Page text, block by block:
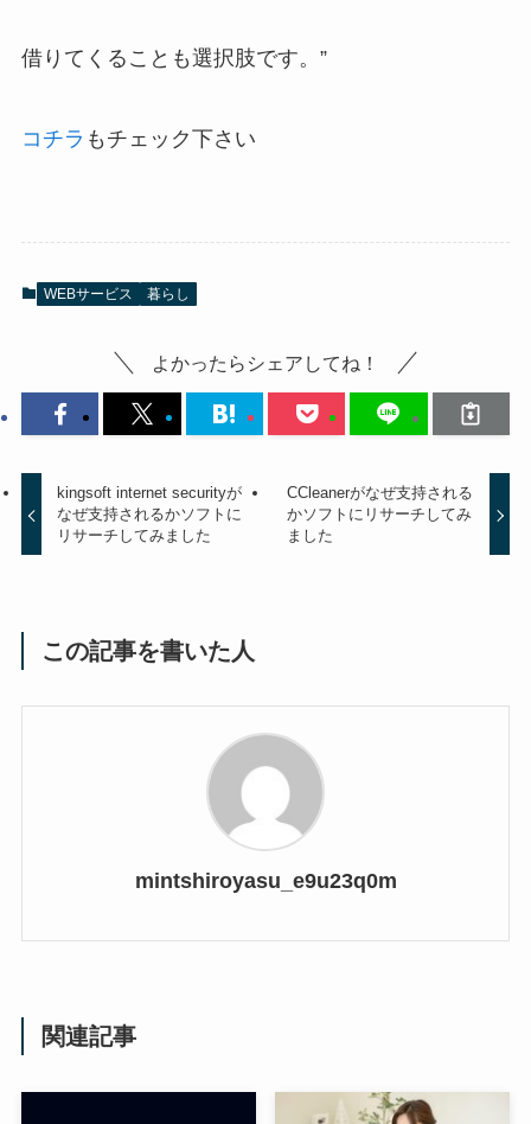
借りてくることも選択肢です。”
コチラ もチェック下さい
WEBサービス 暮らし
よかったらシェアしてね！
kingsoft internet securityが
なぜ支持されるかソフトに
リサーチしてみました
CCleanerがなぜ支持される
かソフトにリサーチしてみ
ました
この記事を書いた人
mintshiroyasu_e9u23q0m
関連記事